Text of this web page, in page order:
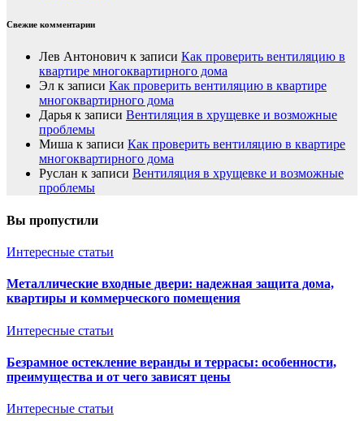
Свежие комментарии
Лев Антонович к записи Как проверить вентиляцию в
квартире многоквартирного дома
Эл к записи Как проверить вентиляцию в квартире
многоквартирного дома
Дарья к записи Вентиляция в хрущевке и возможные
проблемы
Миша к записи Как проверить вентиляцию в квартире
многоквартирного дома
Руслан к записи Вентиляция в хрущевке и возможные
проблемы
Вы пропустили
Интересные статьи
Металлические входные двери: надежная защита дома,
квартиры и коммерческого помещения
Интересные статьи
Безрамное остекление веранды и террасы: особенности,
преимущества и от чего зависят цены
Интересные статьи